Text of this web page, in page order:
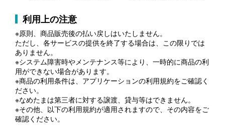
利用上の注意
※原則、商品販売後の払い戻しはいたしません。
ただし、各サービスの提供を終了する場合は、この限りでは
ありません。
※システム障害時やメンテナンス等により、一時的に商品の利
用ができない場合があります。
※商品の利用条件は、アプリケーションの利用規約をご確認く
ださい。
※なめたまは第三者に対する譲渡、貸与等はできません。
※その他、以下の利用規約が適用されますので、その内容をご
確認ください。